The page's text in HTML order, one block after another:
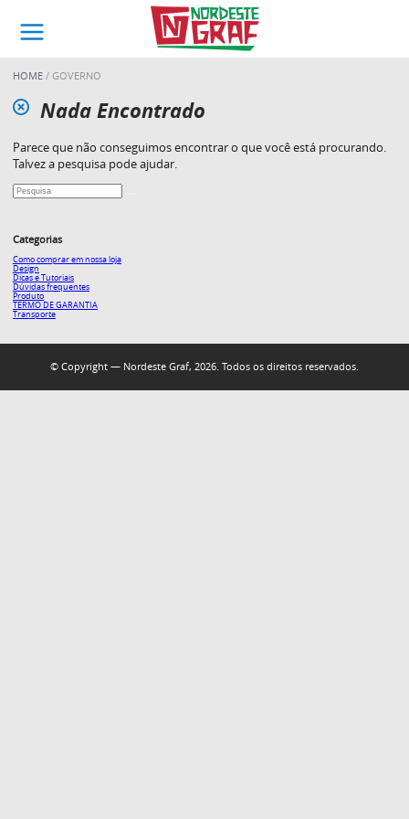
HOME GOVERNO
Nada Encontrado
Parece que não conseguimos encontrar o que você está procurando.
Talvez a pesquisa pode ajudar.
Categorias
Como comprar em nossa loja
Design
Dicas e Tutoriais
Dúvidas frequentes
Produto
TERMO DE GARANTIA
Transporte
© Copyright — Nordeste Graf, 2026. Todos os direitos reservados.